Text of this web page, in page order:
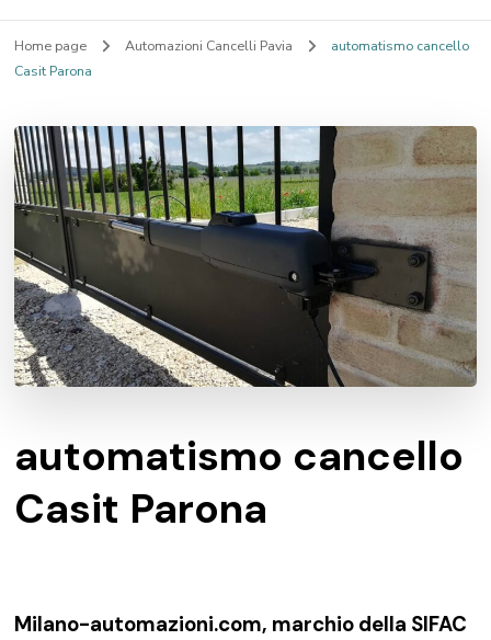
Home page Automazioni Cancelli Pavia
automatismo cancello
Casit Parona
automatismo cancello
Casit Parona
Milano-automazioni.com, marchio della SIFAC